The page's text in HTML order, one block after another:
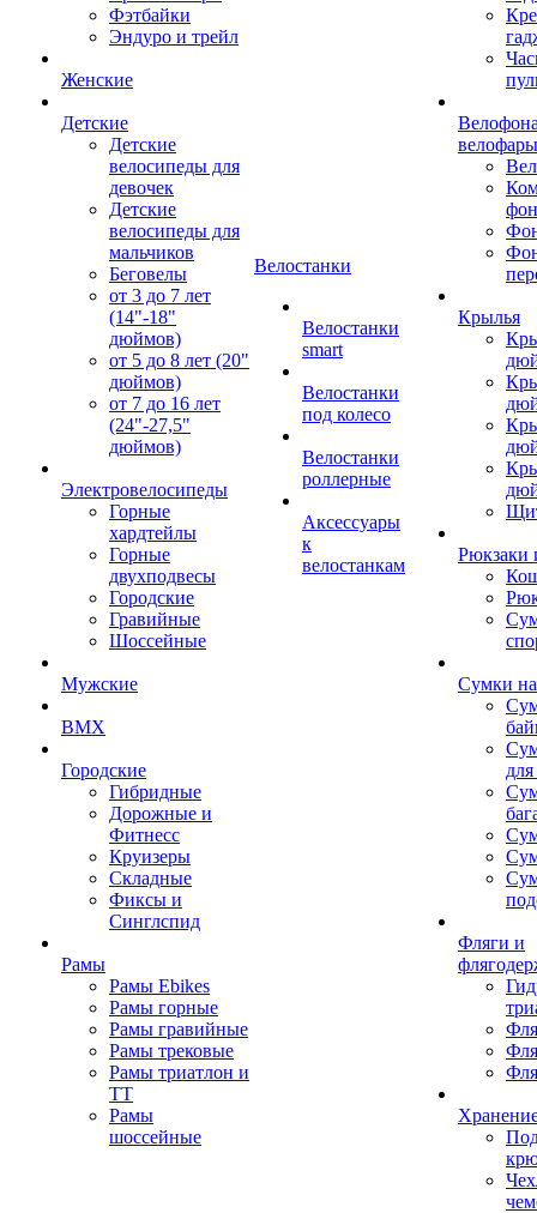
Фэтбайки
Эндуро и трейл
Женские
Детские
Детские
велосипеды для
девочек
Детские
велосипеды для
мальчиков
Беговелы
от 3 до 7 лет
(14"-18"
дюймов)
от 5 до 8 лет (20"
дюймов)
от 7 до 16 лет
(24"-27,5"
дюймов)
Электровелосипеды
Горные
хардтейлы
Горные
двухподвесы
Городские
Гравийные
Шоссейные
Мужские
BMX
Городские
Гибридные
Дорожные и
Фитнесс
Круизеры
Складные
Фиксы и
Синглспид
Рамы
Рамы Ebikes
Рамы горные
Рамы гравийные
Рамы трековые
Рамы триатлон и
ТТ
Рамы
шоссейные
Велостанки
Велостанки
smart
Велостанки
под колесо
Велостанки
роллерные
Аксессуары
к
велостанкам
велофары
Крылья
Рюкзаки
Сумки
Фляги и